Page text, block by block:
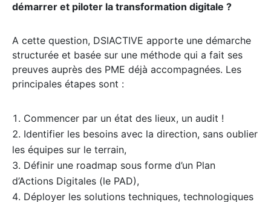
démarrer et piloter la transformation digitale ?
A cette question, DSIACTIVE apporte une démarche
structurée et basée sur une méthode qui a fait ses
preuves auprès des PME déjà accompagnées. Les
principales étapes sont :
Commencer par un état des lieux, un audit !
Identifier les besoins avec la direction, sans oublier
les équipes sur le terrain,
Définir une roadmap sous forme d’un Plan
d’Actions Digitales (le PAD),
Déployer les solutions techniques, technologiques